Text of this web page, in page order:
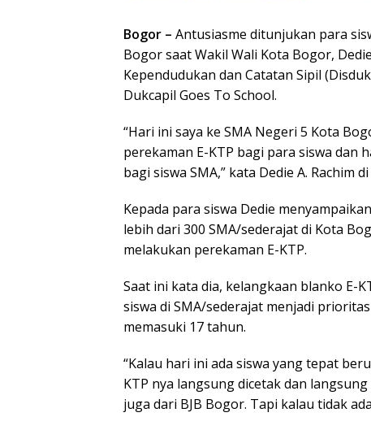
Bogor – Antusiasme ditunjukan para
Bogor saat Wakil Wali Kota Bogor,
Kependudukan dan Catatan Sipil
Dukcapil Goes To School.
“Hari ini saya ke SMA Negeri 5 Kota
perekaman E-KTP bagi para siswa dan
bagi siswa SMA,” kata Dedie A. Rachim
Kepada para siswa Dedie
lebih dari 300 SMA/sederajat di Kota
melakukan perekaman E-KTP.
Saat ini kata dia, kelangkaan blanko E-
siswa di SMA/sederajat menjadi
memasuki 17 tahun.
“Kalau hari ini ada siswa yang tepat
KTP nya langsung dicetak dan
juga dari BJB Bogor. Tapi kalau tidak